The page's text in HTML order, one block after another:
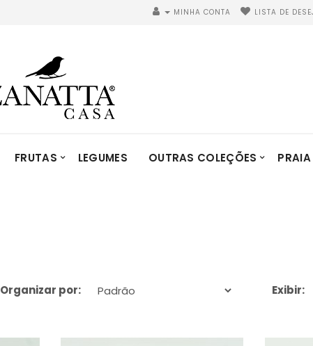
MINHA CONTA LISTA DE
FRUTAS LEGUMES OUTRAS COLEÇÕES PRAIA
Organizar por: Exibir: